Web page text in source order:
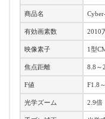
商品名
有効画素数 2010
映像素子 1型
焦点距離 8.8～
F値 F1.8
光学ズーム 2.9倍